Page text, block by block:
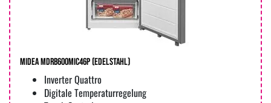
Midea MDRB600MIC46P (edelstahl)
Inverter Quattro
Digitale Temperaturregelung